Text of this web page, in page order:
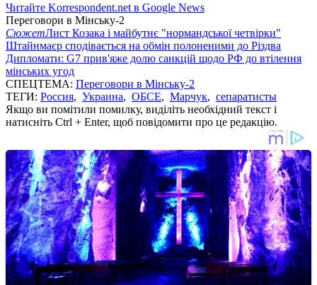
Читайте Korrespondent.net в Google News
Переговори в Мінську-2
СюжетЛист Козака і майбутнє "нормандської четвірки"
Штайнмаєр сподівається на обмін полоненими до Різдва
Дипломати: G7 прив'яже долю санкцій щодо РФ до втілення
мінських угод
СПЕЦТЕМА: Переговори в Мінську-2
ТЕГИ: Россия, Украина, ОБСЕ, Марчук, сепаратисты
Якщо ви помітили помилку, виділіть необхідний текст і
натисніть Ctrl + Enter, щоб повідомити про це редакцію.